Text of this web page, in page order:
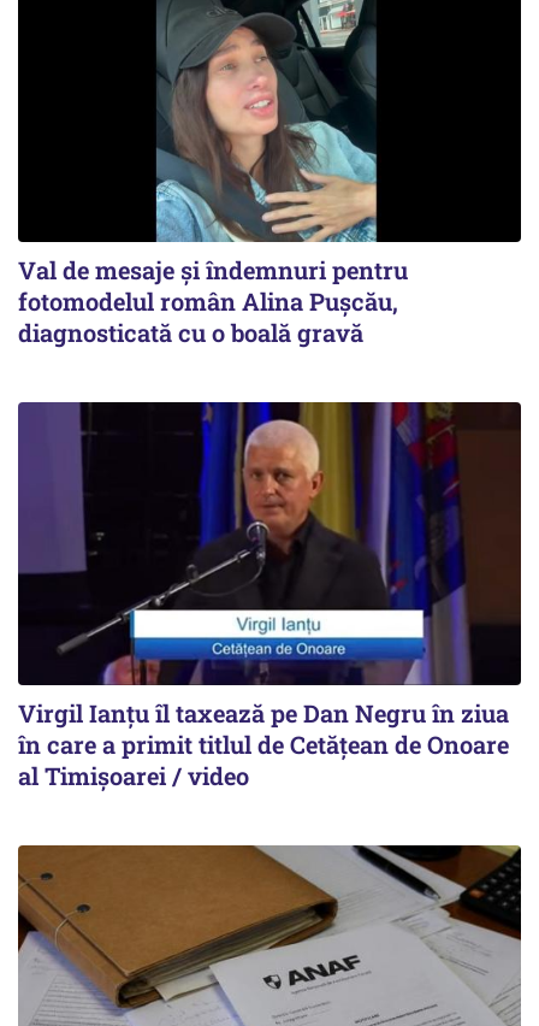
Val de mesaje și îndemnuri pentru
fotomodelul român Alina Pușcău,
diagnosticată cu o boală gravă
Virgil Ianțu îl taxează pe Dan Negru în ziua
în care a primit titlul de Cetățean de Onoare
al Timișoarei / video